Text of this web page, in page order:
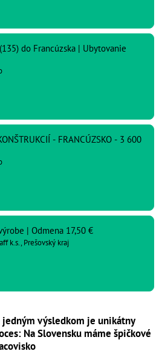
do Francúzska | Ubytovanie
- FRANCÚZSKO - 3 600
| Odmena 17,50 €
k.s., Prešovský kraj
jedným výsledkom je unikátny
Na Slovensku máme špičkové